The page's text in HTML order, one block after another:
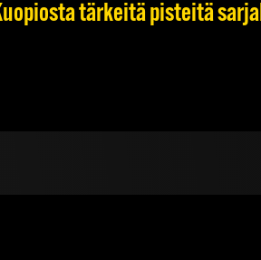
tärkeitä pisteitä